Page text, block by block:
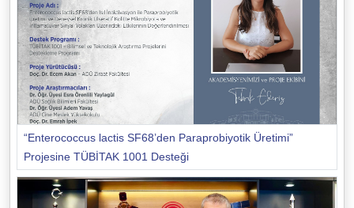
“Enterococcus lactis SF68’den Paraprobiyotik Üretimi”
Projesine TÜBİTAK 1001 Desteği